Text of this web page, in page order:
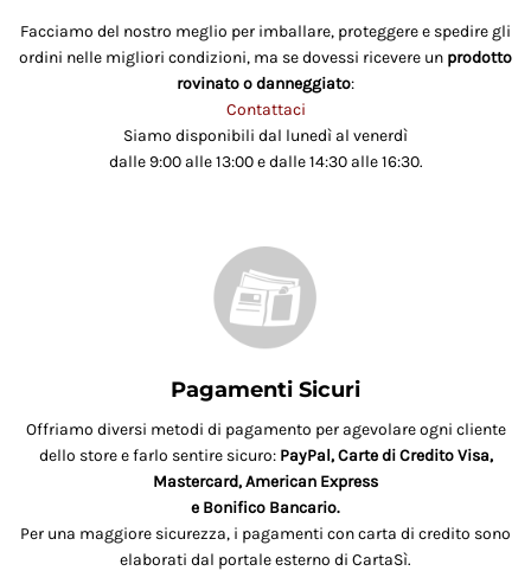
Facciamo del nostro meglio per imballare, proteggere e spedire gli
ordini nelle migliori condizioni, ma se dovessi ricevere un prodotto
rovinato o danneggiato:
Contattaci
Siamo disponibili dal lunedì al venerdì
dalle 9:00 alle 13:00 e dalle 14:30 alle 16:30.
Pagamenti Sicuri
Offriamo diversi metodi di pagamento per agevolare ogni cliente
dello store e farlo sentire sicuro: PayPal, Carte di Credito Visa,
Mastercard, American Express
e Bonifico Bancario.
Per una maggiore sicurezza, i pagamenti con carta di credito sono
elaborati dal portale esterno di CartaSì.